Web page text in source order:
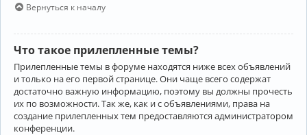
Вернуться к началу
Что такое прилепленные темы?
Прилепленные темы в форуме находятся ниже всех объявлений
и только на его первой странице. Они чаще всего содержат
достаточно важную информацию, поэтому вы должны прочесть
их по возможности. Так же, как и с объявлениями, права на
создание прилепленных тем предоставляются администратором
конференции.